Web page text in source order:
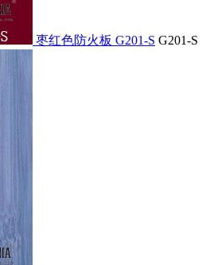
枣红色防火板 G201-S G201-S